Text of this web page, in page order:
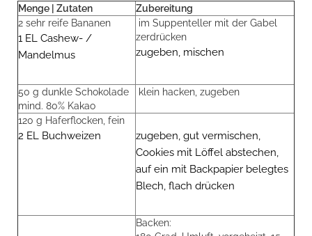
Menge | Zutaten
Zubereitung
2 sehr reife Bananen
1 EL Cashew- /
Mandelmus
im Suppenteller mit der Gabel
zerdrücken
zugeben, mischen
50 g dunkle Schokolade
mind. 80% Kakao
klein hacken, zugeben
120 g Haferflocken, fein
2 EL Buchweizen
zugeben, gut vermischen,
Cookies mit Löffel abstechen,
auf ein mit Backpapier belegtes
Blech, flach drücken
Backen: